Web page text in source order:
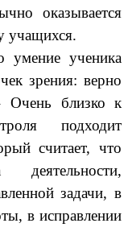
оказывается
учащихся.
ученика
зрения: верно
Очень близко к
подходит
считает, что
задачи, в
в исправлении